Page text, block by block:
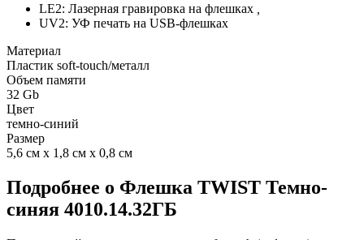
LE2: Лазерная гравировка на флешках
UV2: УФ печать на USB-флешках
Материал
Пластик soft-touch/металл
Объем памяти
32 Gb
Цвет
темно-синий
Размер
5,6 см х 1,8 см х 0,8 см
Подробнее о Флешка TWIST Темно-
синяя 4010.14.32ГБ